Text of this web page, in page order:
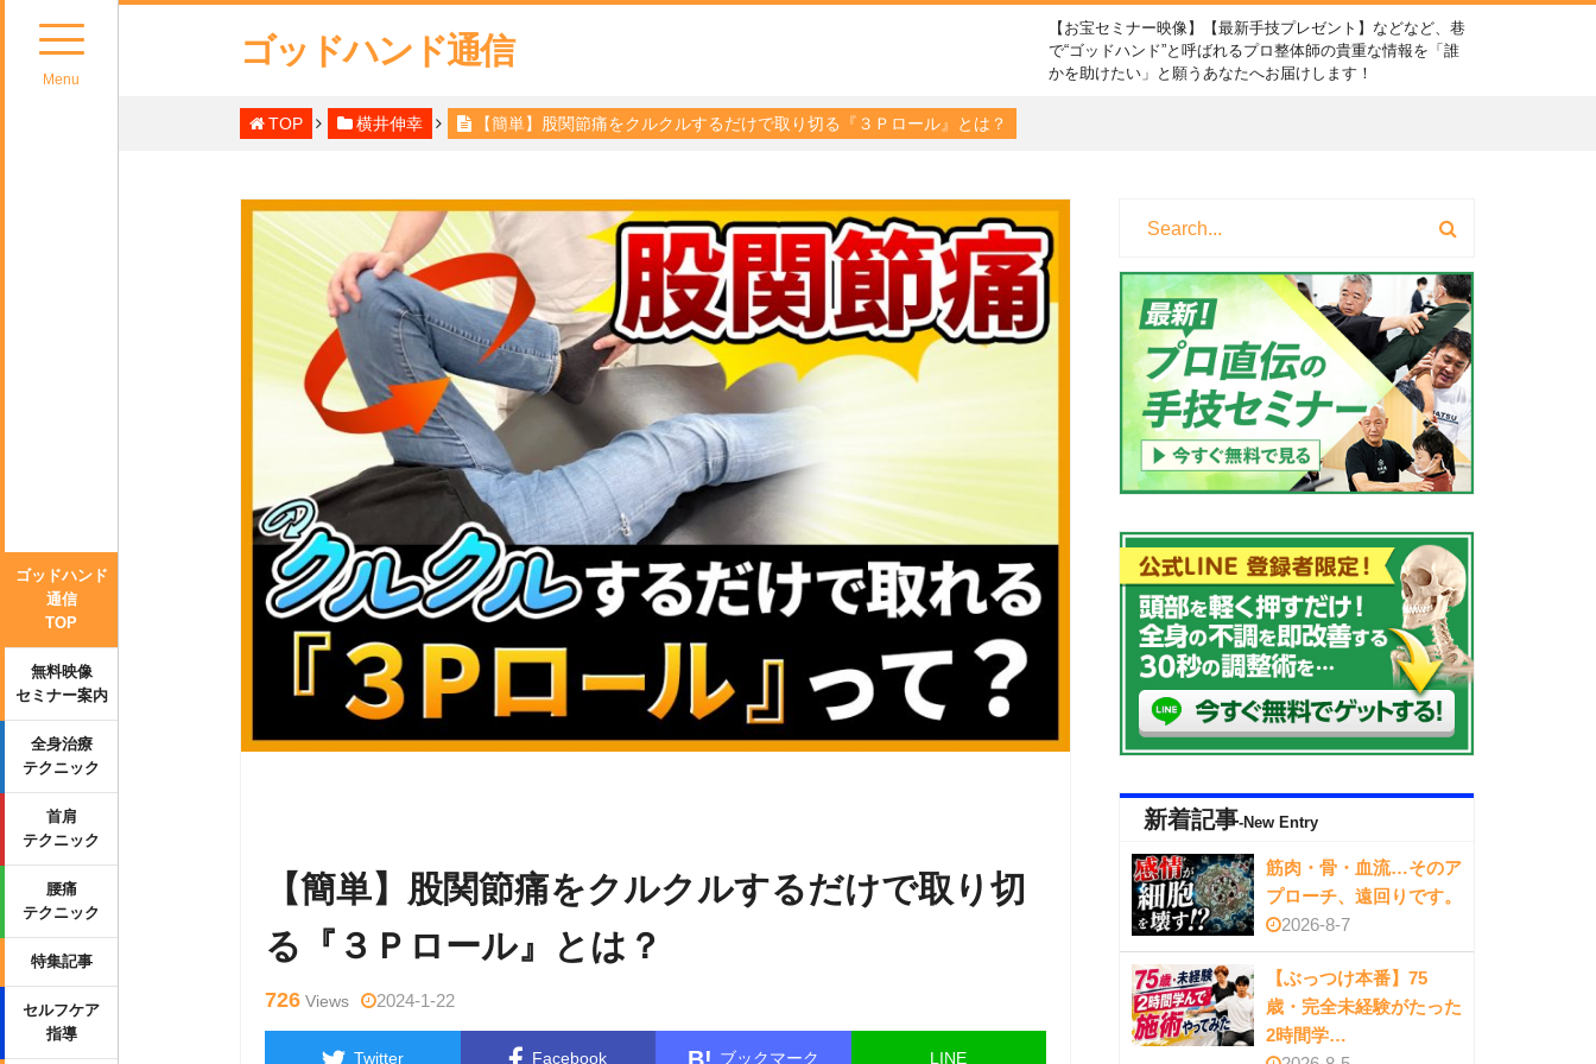
Menu
ゴッドハンド
通信
TOP
無料映像
セミナー案内
全身治療
テクニック
首肩
テクニック
腰痛
テクニック
特集記事
セルフケア
指導
ゴッドハンド通信
【お宝セミナー映像】【最新手技プレゼント】などなど、巷
で“ゴッドハンド”と呼ばれるプロ整体師の貴重な情報を「誰
かを助けたい」と願うあなたへお届けします！
TOP 横井伸幸 【簡単】股関節痛をクルクルするだけで取り切る『３Ｐロール』とは？
【簡単】股関節痛をクルクルするだけで取り切
る『３Ｐロール』とは？
726 Views 2024-1-22
Twitter Facebook ブックマーク LINE
新着記事-New Entry
筋肉・骨・血流…そのア
プローチ、遠回りです。
2026-8-7
【ぶっつけ本番】75
歳・完全未経験がたった
2時間学…